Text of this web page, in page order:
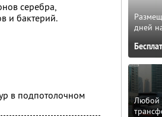
серебра,
и бактерий.
в подпотолочном
дней
Любой